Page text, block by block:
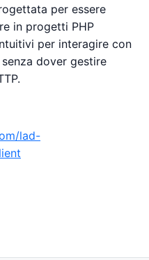
per essere
in progetti PHP
per interagire con
dover gestire
lad-